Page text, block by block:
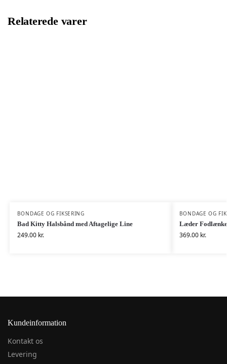
Relaterede varer
BONDAGE OG FIKSERING
Bad Kitty Halsbånd med Aftagelige Line
249.00 kr.
BONDAGE OG
Læder Fodlænke
369.00 kr.
Kundeinformation
Kontakt os
Levering